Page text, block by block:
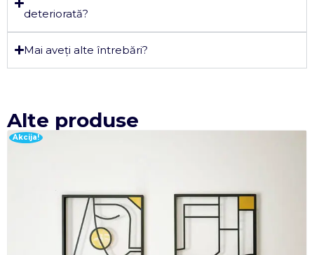
deteriorată?
Mai aveți alte întrebări?
Alte produse
Akcija!